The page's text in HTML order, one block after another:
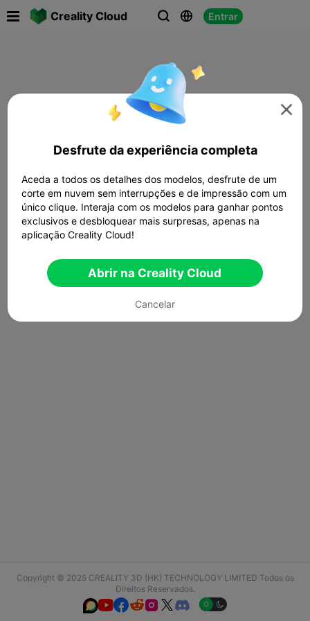
Creality Cloud   Entrar
Copyright © 2025 CREALITY 3D (HK) TECHNOLOGY LIMITED Todos os
Direitos Reservados.
  

Desfrute da experiência completa
Aceda a todos os detalhes dos modelos, desfrute de um
corte em nuvem sem interrupções e de impressão com um
único clique. Interaja com os modelos para ganhar pontos
exclusivos e desbloquear mais surpresas, apenas na
aplicação Creality Cloud!
Abrir na Creality Cloud
Cancelar